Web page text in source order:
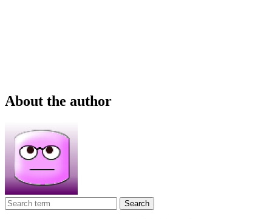
About the author
Search